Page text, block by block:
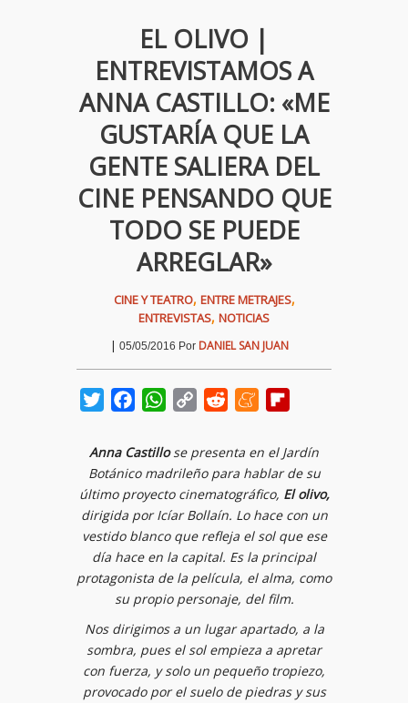
EL OLIVO |
ENTREVISTAMOS A
ANNA CASTILLO: «ME
GUSTARÍA QUE LA
GENTE SALIERA DEL
CINE PENSANDO QUE
TODO SE PUEDE
ARREGLAR»
CINE Y TEATRO, ENTRE METRAJES,
ENTREVISTAS, NOTICIAS
| 05/05/2016 Por DANIEL SAN JUAN
TwitterFacebookWhatsApp
Copy
Reddit Meneame
Anna Castillose presenta en el Jardín
Botánico madrileño para hablar de su
último proyecto cinematográfico, El olivo,
dirigida por Icíar Bollaín. Lo hace con un
vestido blanco que refleja el sol que ese
día hace en la capital. Es la principal
protagonista de la película, el alma, como
su propio personaje, del film.
Nos dirigimos a un lugar apartado, a la
sombra, pues el sol empieza a apretar
con fuerza, y solo un pequeño tropiezo,
provocado por el suelo de piedras y sus